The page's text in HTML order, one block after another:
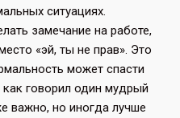
ситуациях.
замечание на работе,
«эй, ты не прав». Это
может спасти
говорил один мудрый
важно, но иногда лучше